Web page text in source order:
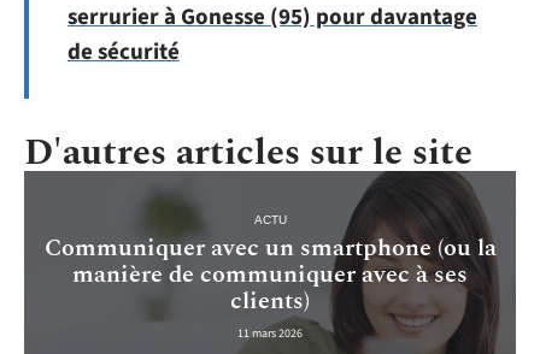
serrurier à Gonesse (95) pour davantage
de sécurité
D'autres articles sur le site
ACTU
Communiquer avec un smartphone (ou la
manière de communiquer avec à ses
clients)
11 mars 2026